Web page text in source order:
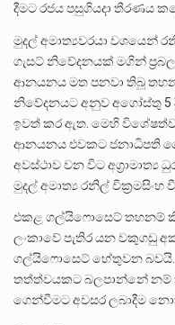
දීමට රජය පසුගියදා තීරණය
මුදල් අමාත්‍යවරයා වශයෙන්
ගැසට් නිවේදනයක් මගින්
ආනයනය මත පනවා තිබූ
නිවේදනයට අනුව අගෝස්තු 5
ඉවත් කර ඇත. මෙහි
ආනයනය එවකට ජනාධිපති
අවස්ථාව වන විට අග්‍රාමාත්‍ය
මුදල් අමාත්‍ය රනිල් වික්‍රමසිංහ
එකළ ගල්යිෆොසෙට් තහනම්
ලංකාවේ පැතිර යන වකුගඩු
ගල්යිෆොසෙට් හේතුවන බවයි.
තත්ත්වයකට බලපාන්නේ නම්
ගෙන්වීමට අවසර ලබාදීම